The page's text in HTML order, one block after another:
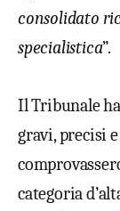
consolidato
specialistica”.
Il Tribunale
gravi, precisi
categoria